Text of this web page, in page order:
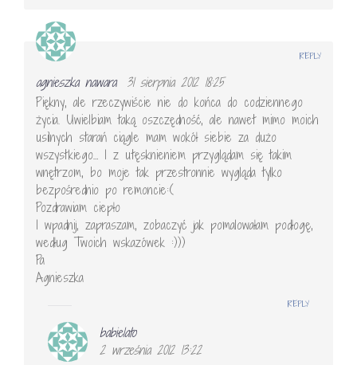
agnieszka nawara
31 sierpnia 2012 18:25
Piękny, ale rzeczywiście nie do końca do codziennego
życia. Uwielbiam taką oszczędność, ale nawet mimo moich
usilnych starań ciągle mam wokół siebie za dużo
wszystkiego… I z utęsknieniem przyglądam się takim
wnętrzom, bo moje tak przestronnie wygląda tylko
bezpośrednio po remoncie:(
Pozdrawiam ciepło
I wpadnij, zapraszam, zobaczyć jak pomalowałam podłogę,
według Twoich wskazówek :)))
Pa
Agnieszka
REPLY
babielato
2 września 2012 13:22
REPLY